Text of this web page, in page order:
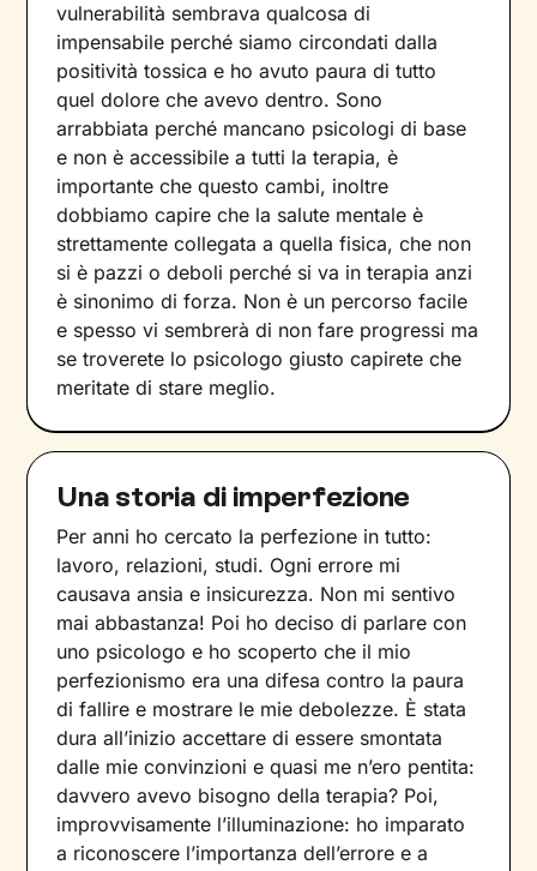
vulnerabilità sembrava qualcosa di
impensabile perché siamo circondati dalla
positività tossica e ho avuto paura di tutto
quel dolore che avevo dentro. Sono
arrabbiata perché mancano psicologi di base
e non è accessibile a tutti la terapia, è
importante che questo cambi, inoltre
dobbiamo capire che la salute mentale è
strettamente collegata a quella fisica, che non
si è pazzi o deboli perché si va in terapia anzi
è sinonimo di forza. Non è un percorso facile
e spesso vi sembrerà di non fare progressi ma
se troverete lo psicologo giusto capirete che
meritate di stare meglio.
Una storia di imperfezione
Per anni ho cercato la perfezione in tutto:
lavoro, relazioni, studi. Ogni errore mi
causava ansia e insicurezza. Non mi sentivo
mai abbastanza! Poi ho deciso di parlare con
uno psicologo e ho scoperto che il mio
perfezionismo era una difesa contro la paura
di fallire e mostrare le mie debolezze. È stata
dura all’inizio accettare di essere smontata
dalle mie convinzioni e quasi me n’ero pentita:
davvero avevo bisogno della terapia? Poi,
improvvisamente l’illuminazione: ho imparato
a riconoscere l’importanza dell’errore e a